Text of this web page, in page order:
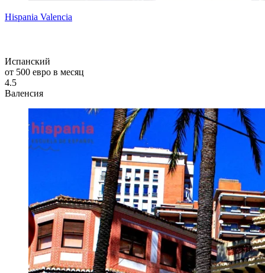
Hispania Valencia
Испанский
от 500 евро в месяц
4.5
Валенсия